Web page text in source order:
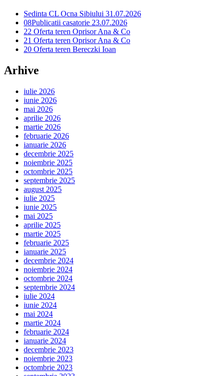
Sedinta CL Ocna Sibiului 31.07.2026
08Publicatii casatorie 23.07.2026
22 Oferta teren Oprisor Ana & Co
21 Oferta teren Oprisor Ana & Co
20 Oferta teren Bereczki Ioan
Arhive
iulie 2026
iunie 2026
mai 2026
aprilie 2026
martie 2026
februarie 2026
ianuarie 2026
decembrie 2025
noiembrie 2025
octombrie 2025
septembrie 2025
august 2025
iulie 2025
iunie 2025
mai 2025
aprilie 2025
martie 2025
februarie 2025
ianuarie 2025
decembrie 2024
noiembrie 2024
octombrie 2024
septembrie 2024
iulie 2024
iunie 2024
mai 2024
martie 2024
februarie 2024
ianuarie 2024
decembrie 2023
noiembrie 2023
octombrie 2023